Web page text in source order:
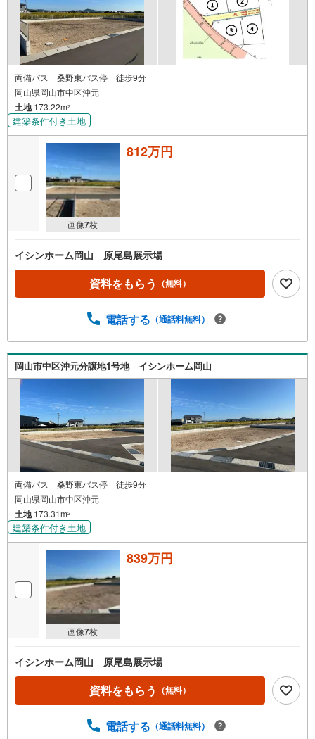
両備バス 桑野東バス停 徒歩9分
岡山県岡山市中区沖元
土地173.22m2
建築条件付き土地
画像7枚
812万円
イシンホーム岡山 原尾島展示場
資料をもらう （無料）
電話する （通話料無料）
岡山市中区沖元分譲地1号地 イシンホーム岡山
両備バス 桑野東バス停 徒歩9分
岡山県岡山市中区沖元
土地173.31m2
建築条件付き土地
画像7枚
839万円
イシンホーム岡山 原尾島展示場
資料をもらう （無料）
電話する （通話料無料）